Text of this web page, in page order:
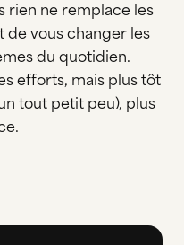
rien ne remplace les
de vous changer les
du quotidien.
efforts, mais plus tôt
tout petit peu), plus